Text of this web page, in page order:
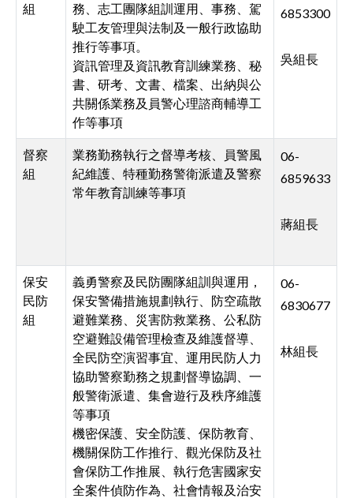
組
務、志工團隊組訓運用、事務、駕
駛工友管理與法制及一般行政協助
推行等事項。
資訊管理及資訊教育訓練業務、秘
書、研考、文書、檔案、出納與公
共關係業務及員警心理諮商輔導工
作等事項
6853300
吳組長
督察
組
業務勤務執行之督導考核、員警風
紀維護、特種勤務警衛派遣及警察
常年教育訓練等事項
06-
6859633
蔣組長
保安
民防
組
義勇警察及民防團隊組訓與運用，
保安警備措施規劃執行、防空疏散
避難業務、災害防救業務、公私防
空避難設備管理檢查及維護督導、
全民防空演習事宜、運用民防人力
協助警察勤務之規劃督導協調、一
般警衛派遣、集會遊行及秩序維護
等事項
機密保護、安全防護、保防教育、
機關保防工作推行、觀光保防及社
會保防工作推展、執行危害國家安
全案件偵防作為、社會情報及治安
06-
6830677
林組長